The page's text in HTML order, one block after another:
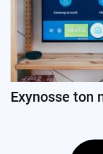
Exynosse ton